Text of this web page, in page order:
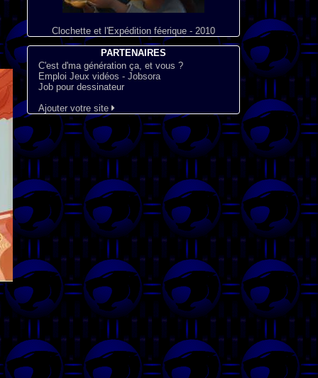
Clochette et l'Expédition féerique - 2010
PARTENAIRES
C'est d'ma génération ça, et vous ?
Emploi Jeux vidéos - Jobsora
Job pour dessinateur
Ajouter votre site